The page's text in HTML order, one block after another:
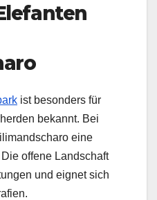
ist besonders für
bekannt. Bei
eine
offene Landschaft
und eignet sich